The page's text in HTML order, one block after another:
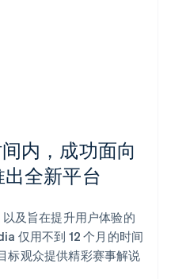
内，成功面向
全新平台
及旨在提升用户体验的
仅用不到 12 个月的时间
标观众提供精彩赛事解说